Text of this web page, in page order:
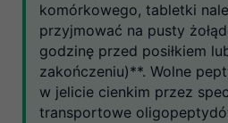
komórkowego, tabletki
przyjmować na pusty
godzinę przed posiłkiem
zakończeniu)**. Wolne
w jelicie cienkim przez
transportowe